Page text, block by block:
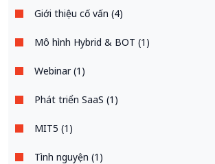
Giới thiệu cố vấn (4)
Mô hình Hybrid & BOT (1)
Webinar (1)
Phát triển SaaS (1)
MIT5 (1)
Tình nguyện (1)